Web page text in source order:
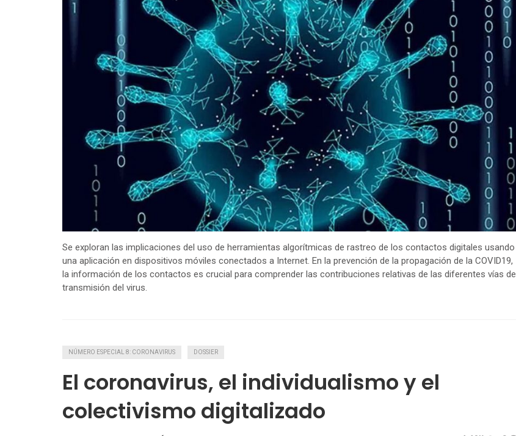
Se exploran las implicaciones del uso de herramientas algorítmicas de rastreo de los contactos digitales usando
una aplicación en dispositivos móviles conectados a Internet. En la prevención de la propagación de la COVID19,
la información de los contactos es crucial para comprender las contribuciones relativas de las diferentes vías de
transmisión del virus.
NÚMERO ESPECIAL 8: CORONAVIRUS DOSSIER
El coronavirus, el individualismo y el
colectivismo digitalizado